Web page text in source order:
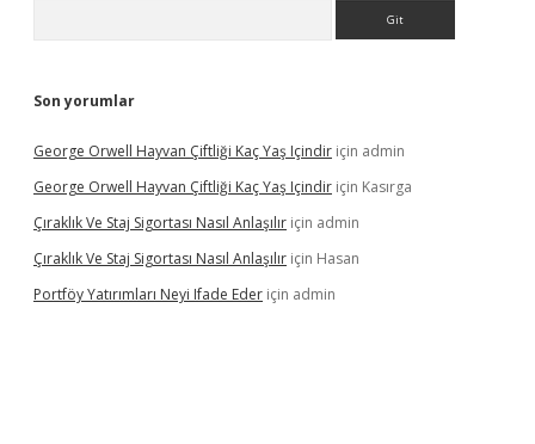
Son yorumlar
George Orwell Hayvan Çiftliği Kaç Yaş Içindir için admin
George Orwell Hayvan Çiftliği Kaç Yaş Içindir için Kasırga
Çıraklık Ve Staj Sigortası Nasıl Anlaşılır için admin
Çıraklık Ve Staj Sigortası Nasıl Anlaşılır için Hasan
Portföy Yatırımları Neyi Ifade Eder için admin